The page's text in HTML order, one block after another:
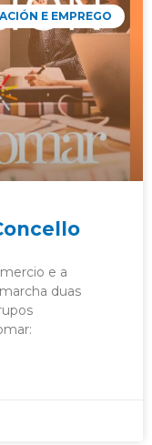
E EMPREGO
e a
duas